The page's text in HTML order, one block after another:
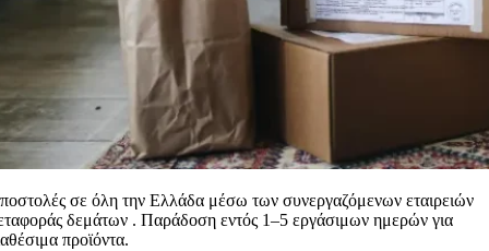
σε όλη την Ελλάδα μέσω των συνεργαζόμενων εταιρειών
δεμάτων . Παράδοση εντός 1–5 εργάσιμων ημερών για
προϊόντα.